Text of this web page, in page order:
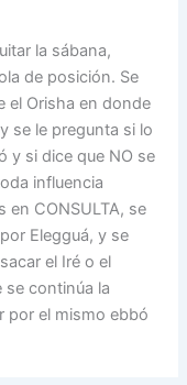
la sábana,
de posición. Se
el Orisha en donde
se le pregunta si lo
y si dice que NO se
influencia
en CONSULTA, se
Elegguá, y se
el Iré o el
se continúa la
por el mismo ebbó